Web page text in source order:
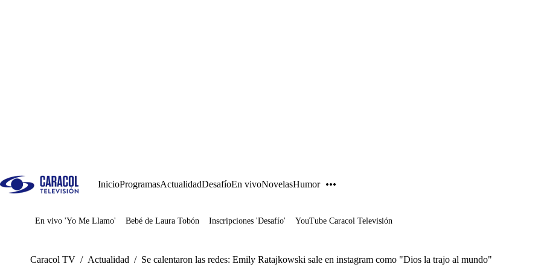
InicioProgramasActualidadDesafíoEn vivoNovelasHumor
Juegos
En vivo 'Yo Me Llamo' Bebé de Laura Tobón Inscripciones 'Desafío' YouTube Caracol Televisión
Caracol TV / Actualidad / Se calentaron las redes: Emily Ratajkowski sale en instagram como "Dios la trajo al mundo"